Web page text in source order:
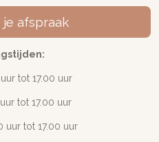
afspraak
tot 17.00 uur
tot 17.00 uur
uur tot 17.00 uur